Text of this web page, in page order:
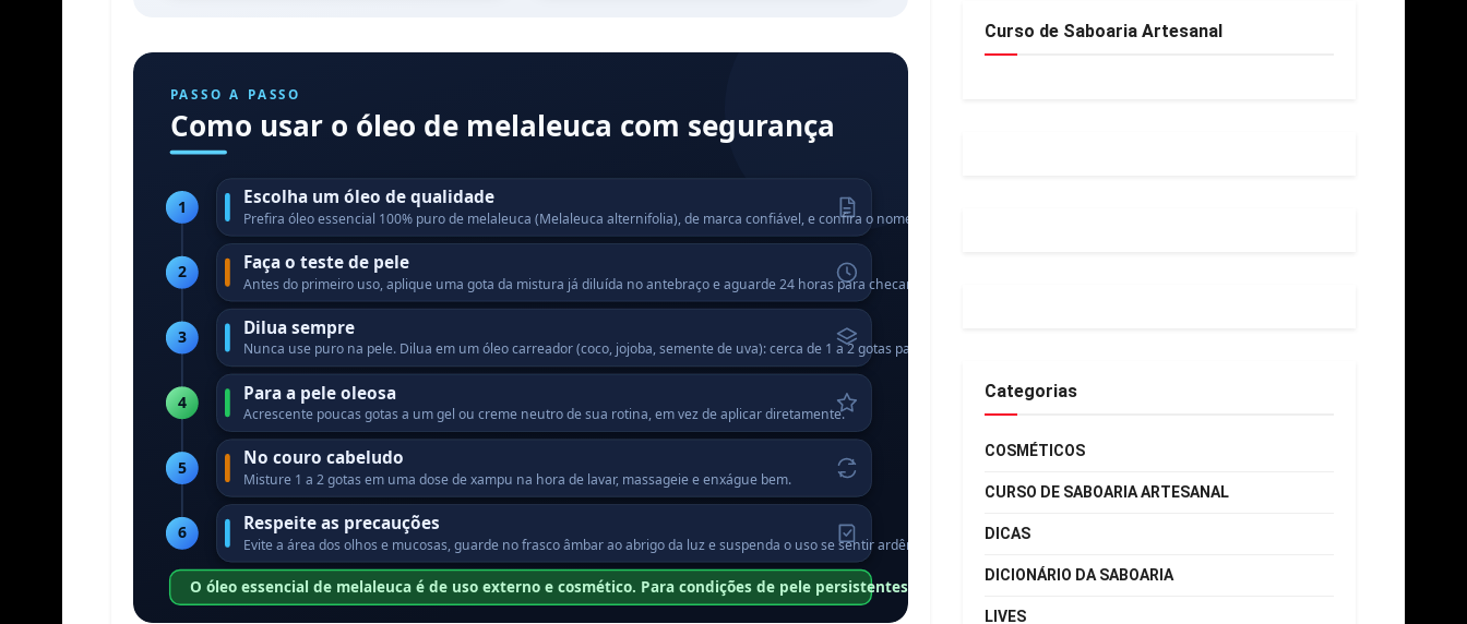
PASSO A PASSO
Como usar o óleo de melaleuca com segurança
1 Escolha um óleo de qualidade
Prefira óleo essencial 100% puro de melaleuca (Melaleuca alternifolia), de marca confiável, e confira o nome botânico no rótulo.
2 Faça o teste de pele
Antes do primeiro uso, aplique uma gota da mistura já diluída no antebraço e aguarde 24 horas para checar se não há irritação.
3 Dilua sempre
Nunca use puro na pele. Dilua em um óleo carreador (coco, jojoba, semente de uva): cerca de 1 a 2 gotas para cada colher de sopa de óleo.
4 Para a pele oleosa
Acrescente poucas gotas a um gel ou creme neutro de sua rotina, em vez de aplicar diretamente.
5 No couro cabeludo
Misture 1 a 2 gotas em uma dose de xampu na hora de lavar, massageie e enxágue bem.
6 Respeite as precauções
Evite a área dos olhos e mucosas, guarde no frasco âmbar ao abrigo da luz e suspenda o uso se sentir ardência ou vermelhidão.
O óleo essencial de melaleuca é de uso externo e cosmético. Para condições de pele persistentes, procure um dermatologista — ele não substitui tratamento médico.
Curso de Saboaria Artesanal
Categorias
COSMÉTICOS
CURSO DE SABOARIA ARTESANAL
DICAS
DICIONÁRIO DA SABOARIA
LIVES